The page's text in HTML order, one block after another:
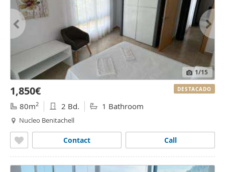
1/15
1,850€
80m2 2 Bd. 1 Bathroom
Nucleo Benitachell
Call
Contact
DESTACADO